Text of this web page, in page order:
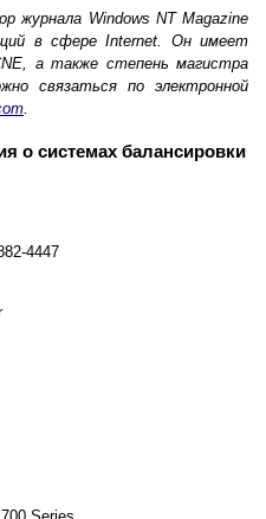
журнала Windows NT Magazine
в сфере Internet. Он имеет
а также степень магистра
связаться по электронной
о системах балансировки
4447